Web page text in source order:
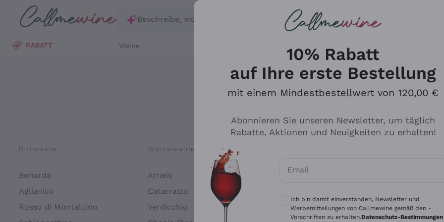
Zum Hauptinhalt springen
Beschreibe, wonach du suchst
RABATT Weine
Rotweine
Bonarda
Aglianico
Rosso di Montalcino
Weissweine
Arneis
Catarratto
Verdicchio
Tenuta San Leonardo
Alessandra Divella
Für
10% Rabatt
auf Ihre erste Bestellung
mit einem Mindestbestellwert von 120,00 €
Abonnieren Sie unseren Newsletter, um täglich
Rabatte, Aktionen und Neuigkeiten zu erhalten!
Email
Optionale Einwilligungen zum Erhalt von
Ich bin damit einverstanden, Newsletter und
Werbemitteilungen von Callmewine gemäß den -
Vorschriften zu erhalten.Datenschutz-Bestimmungen